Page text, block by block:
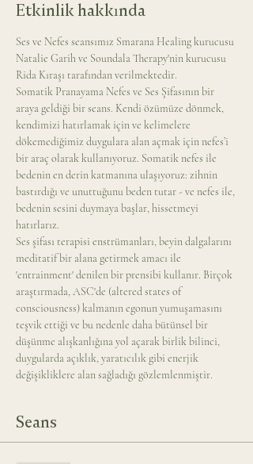
Etkinlik hakkında
Ses ve Nefes seansımız Smarana Healing kurucusu
Natalie Garih ve Soundala Therapy'nin kurucusu
Rida Kıraşı tarafından verilmektedir.
Somatik Pranayama Nefes ve Ses Şifasının bir
araya geldiği bir seans. Kendi özümüze dönmek,
kendimizi hatırlamak için ve kelimelere
dökemediğimiz duygulara alan açmak için nefes’i
bir araç olarak kullanıyoruz. Somatik nefes ile
bedenin en derin katmanına ulaşıyoruz: zihnin
bastırdığı ve unuttuğunu beden tutar - ve nefes ile,
bedenin sesini duymaya başlar, hissetmeyi
hatırlarız.
Ses şifası terapisi enstrümanları, beyin dalgalarını
meditatif bir alana getirmek amacı ile
'entrainment' denilen bir prensibi kullanır. Birçok
araştırmada, ASC'de (altered states of
consciousness) kalmanın egonun yumuşamasını
teşvik ettiği ve bu nedenle daha bütünsel bir
düşünme alışkanlığına yol açarak birlik bilinci,
duygularda açıklık, yaratıcılık gibi enerjik
değişikliklere alan sağladığı gözlemlenmiştir.
Seans